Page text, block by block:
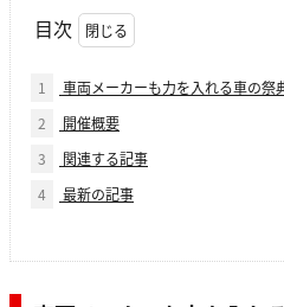
目次
1
車両メーカーも力を入れる車の祭
2
開催概要
3
関連する記事
4
最新の記事